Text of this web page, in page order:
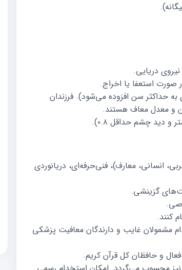
دریایی.
خدمت سربازی به حداکثر سن افزوده می‌شود). فرزندان
سن و معدل معاف هستند.
انسانی، معارف)، فنی‌حرفه‌ای، دریانوردی
گزینشی.
کنند.
مشمولان غایب و دارندگان معافیت پزشکی
فعال و حافظان کل قرآن کریم.